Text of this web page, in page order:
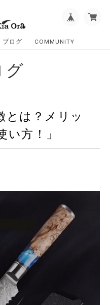
ブログ COMMUNITY
グ
とは？メリッ
い方！」